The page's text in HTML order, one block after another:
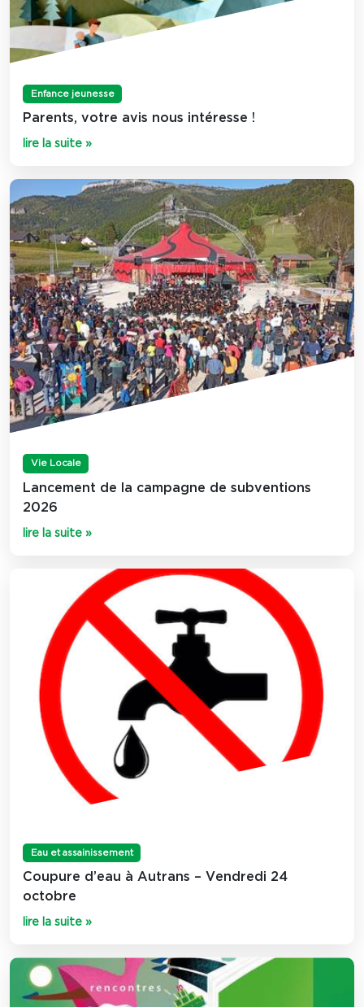
Enfance jeunesse
Parents, votre avis nous intéresse !
lire la suite »
Vie Locale
Lancement de la campagne de subventions
2026
lire la suite »
Eau et assainissement
Coupure d’eau à Autrans – Vendredi 24
octobre
lire la suite »